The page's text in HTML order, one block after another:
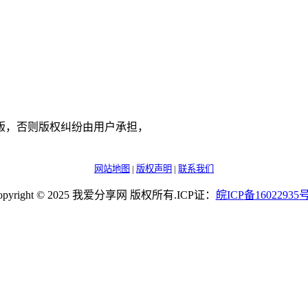
否则版权纠纷由用户承担，
网站地图 | 版权声明 | 联系我们
© 2025 我爱分享网 版权所有.ICP证： 皖ICP备16022935